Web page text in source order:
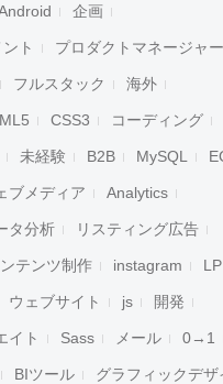
企画
ト プロダクトマネージャー
フルスタック 海外
CSS3 コーディング
未経験 B2B MySQL
ブメディア Analytics
タ分析 リスティング広告
テンツ制作 instagram LP
ウェブサイト js 開発
イト Sass メール 0→1
BIツール グラフィックデザ